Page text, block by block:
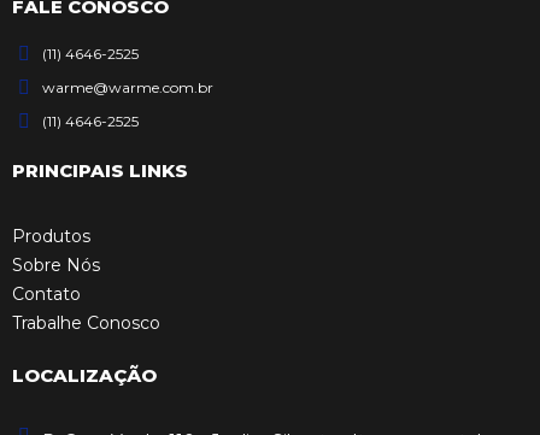
FALE CONOSCO
(11) 4646-2525
warme@warme.com.br
(11) 4646-2525
PRINCIPAIS LINKS
Produtos
Sobre Nós
Contato
Trabalhe Conosco
LOCALIZAÇÃO